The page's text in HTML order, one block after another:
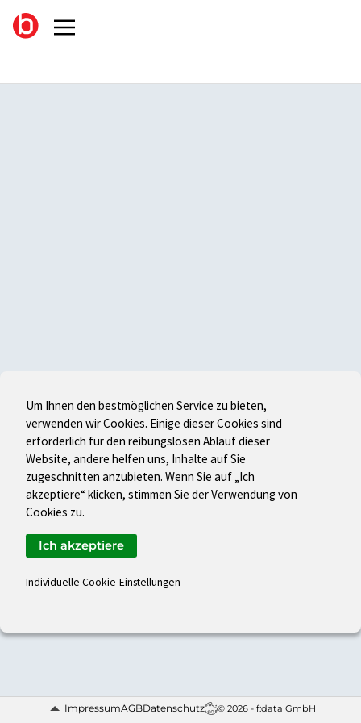
ImpressumAGBDatenschutz © 2026 - f:data GmbH
Um Ihnen den bestmöglichen Service zu bieten,
verwenden wir Cookies. Einige dieser Cookies sind
erforderlich für den reibungslosen Ablauf dieser
Website, andere helfen uns, Inhalte auf Sie
zugeschnitten anzubieten. Wenn Sie auf „Ich
akzeptiere“ klicken, stimmen Sie der Verwendung von
Cookies zu.
Individuelle Cookie-Einstellungen
Ich akzeptiere